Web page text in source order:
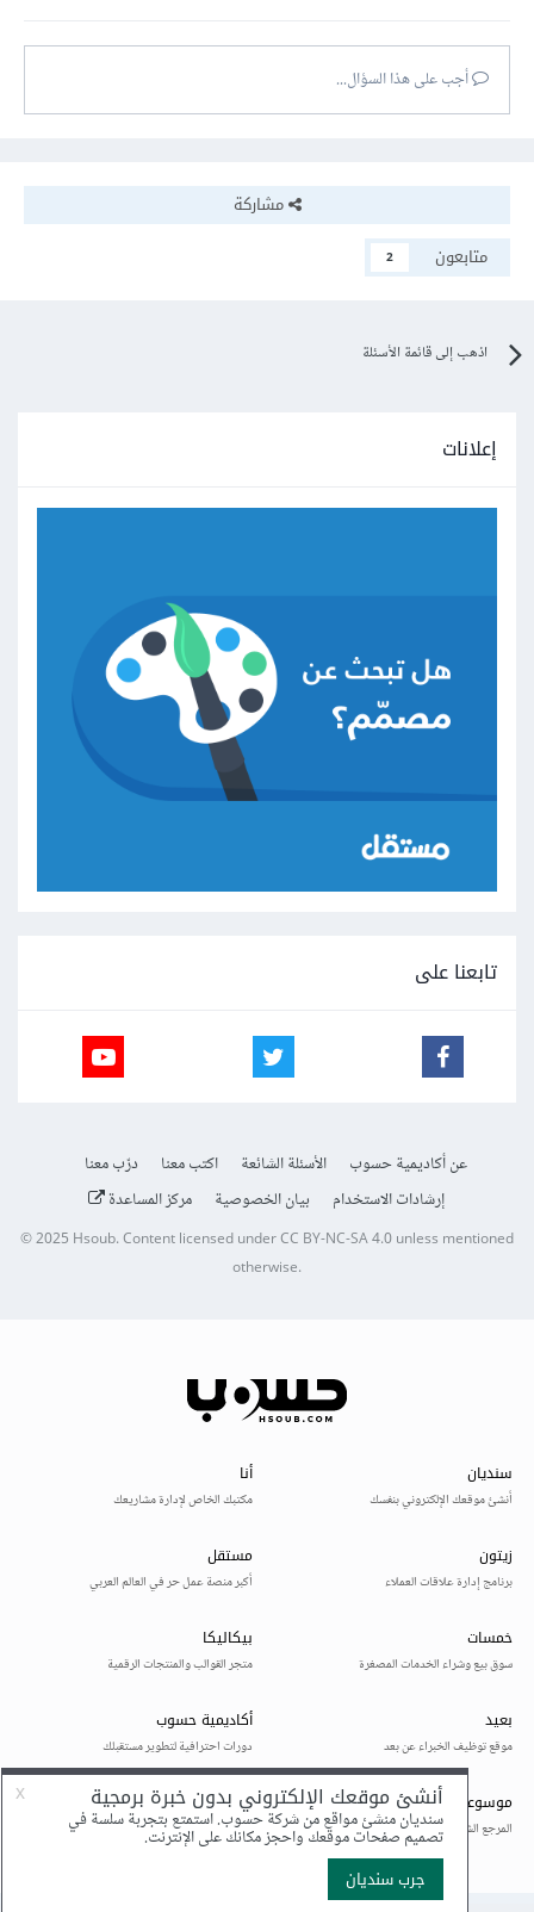
أجب على هذا السؤال...
مشاركة
متابعون
2
اذهب إلى قائمة الأسئلة
إعلانات
تابعنا على
عن أكاديمية حسوب الأسئلة الشائعة اكتب معنا
درّب معنا
إرشادات الاستخدام
بيان الخصوصية مركز المساعدة
© 2025Hsoub.Content licensed underCC BY-NC-SA 4.0unless mentioned
otherwise.